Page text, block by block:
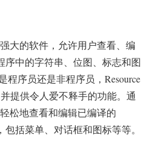
强大的软件，允许用户查看、编
序中的字符串、位图、标志和图
程序员还是非程序员，Resource
提供令人爱不释手的功能。通
松地查看和编辑已编译的
括菜单、对话框和图标等等。